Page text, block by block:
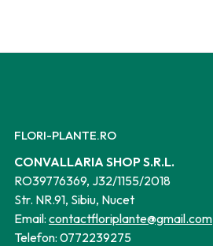
FLORI-PLANTE.RO
CONVALLARIA SHOP S.R.L.
RO39776369, J32/1155/2018
Str. NR.91, Sibiu, Nucet
Email: contactfloriplante@gmail.com
Telefon: 0772239275